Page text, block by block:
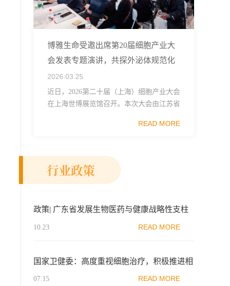
博雅生命受邀出席第20届细胞产业大
会发表专题演讲，共探外泌体规范化
发展
2026.03.25
近日，2026第二十届（上海）细胞产业大会
在上海世博展览馆召开。本次大会由江苏省
促进会细胞医药分会、武汉东湖国家自主创
READ MORE
行业政策
政策| 广东省发展生物医药与健康战略性支柱
产业集群行动计划（2021-2025年）
10.23 READ MORE
国家卫健委：高度重视细胞治疗，积极推进相
关工作
07.15 READ MORE